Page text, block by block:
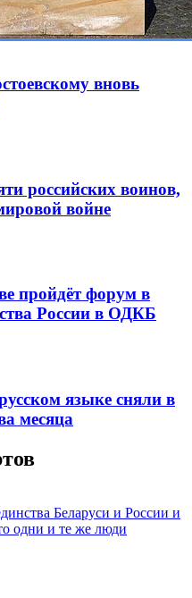
вновь
российских воинов,
войне
пройдёт форум в
России в ОДКБ
языке сняли в
месяца
Беларуси и России и
одни и те же люди